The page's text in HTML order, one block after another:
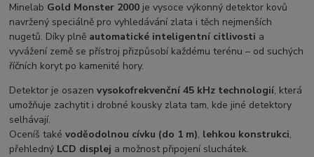
Minelab Gold Monster 2000 je vysoce výkonný detektor kovů
navržený speciálně pro vyhledávání zlata i těch nejmenších
nugetů. Díky plně automatické inteligentní citlivosti a
vyvážení země se přístroj přizpůsobí každému terénu – od suchých
říčních koryt po kamenité hory.
Detektor je osazenvysokofrekvenční 45 kHz technologií, která
umožňuje zachytit i drobné kousky zlata tam, kde jiné detektory
selhávají.
Oceníš takévoděodolnou cívku (do 1 m), lehkou konstrukci,
přehledný LCD displej a možnost připojení sluchátek.